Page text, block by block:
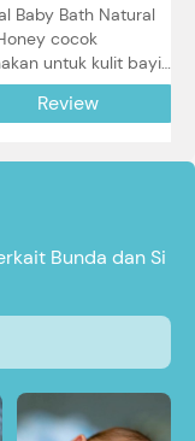
Baby Bath Natural
cocok
untuk kulit bayi
bahkan kulit
sekalipun. Simak
Review
Bunda dan Si